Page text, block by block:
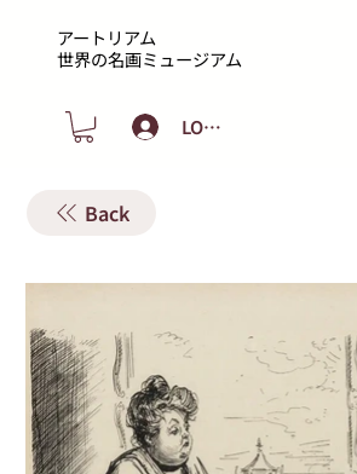
アートリアム
​世界の名画ミュージアム
LOGIN
Back